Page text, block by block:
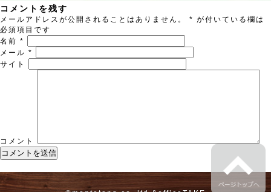
コメントを残す
メールアドレスが公開されることはありません。 * が付いている欄は
必須項目です
名前 *
メール *
サイト
コメント